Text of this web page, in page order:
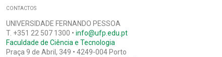
CONTACTOS
UNIVERSIDADE FERNANDO PESSOA
T. +351 22 507 1300 • info@ufp.edu.pt
Faculdade de Ciência e Tecnologia
Praça 9 de Abril, 349 • 4249-004 Porto